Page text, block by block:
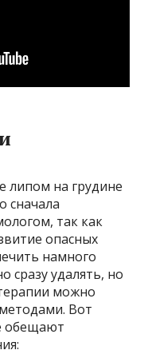
липом на грудине
сначала
так как
опасных
намного
сразу удалять, но
можно
Вот
обещают